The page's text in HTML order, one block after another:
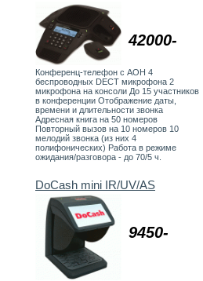
42000-
Конференц-телефон с АОН 4
беспроводных DECT микрофона 2
микрофона на консоли До 15 участников
в конференции Отображение даты,
времени и длительности звонка
Адресная книга на 50 номеров
Повторный вызов на 10 номеров 10
мелодий звонка (из них 4
полифонических) Работа в режиме
ожидания/разговора - до 70/5 ч.
9450-
DoCash mini IR/UV/AS